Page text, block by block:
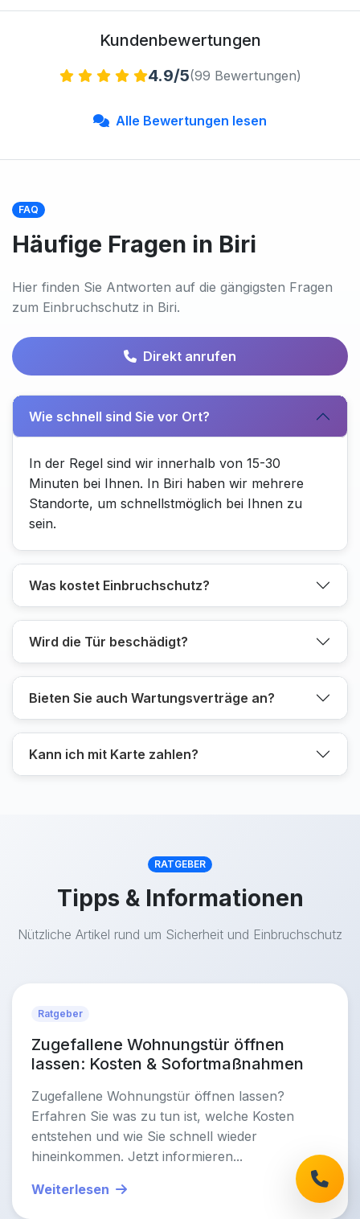
Kundenbewertungen
4.9/5(99 Bewertungen)
Alle Bewertungen lesen
FAQ
Häufige Fragen in Biri
Hier finden Sie Antworten auf die gängigsten Fragen
zum Einbruchschutz in Biri.
Direkt anrufen
Wie schnell sind Sie vor Ort?
In der Regel sind wir innerhalb von 15-30
Minuten bei Ihnen. In Biri haben wir mehrere
Standorte, um schnellstmöglich bei Ihnen zu
sein.
Was kostet Einbruchschutz?
Wird die Tür beschädigt?
Bieten Sie auch Wartungsverträge an?
Kann ich mit Karte zahlen?
RATGEBER
Tipps & Informationen
Nützliche Artikel rund um Sicherheit und Einbruchschutz
Ratgeber
Zugefallene Wohnungstür öffnen
lassen: Kosten & Sofortmaßnahmen
Zugefallene Wohnungstür öffnen lassen?
Erfahren Sie was zu tun ist, welche Kosten
entstehen und wie Sie schnell wieder
hineinkommen. Jetzt informieren...
Weiterlesen